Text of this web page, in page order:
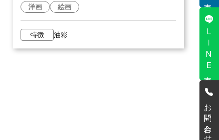
洋画 絵画
特徴 油彩 LINE
お問い合わせ